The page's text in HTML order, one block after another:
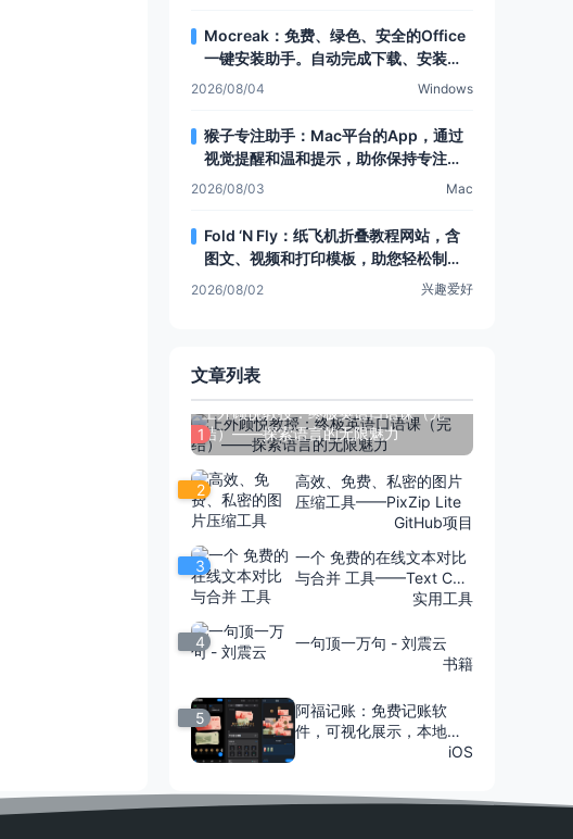
Mocreak：免费、绿色、安全的Office
一键安装助手。自动完成下载、安装和
部署，让Office安装更简单，支持多种
2026/08/04 Windows
猴子专注助手：Mac平台的App，通过
视觉提醒和温和提示，助你保持专注，
提升注意力
2026/08/03 Mac
Fold ‘N Fly：纸飞机折叠教程网站，含
图文、视频和打印模板，助您轻松制作
各类纸飞机
2026/08/02 兴趣爱好
文章列表
1
上外顾悦教授：终极英语口语课（完
结）——探索语言的无限魅力
2
高效、免费、私密的图片
压缩工具——PixZip Lite
GitHub项目
3
一个 免费的在线文本对比
与合并 工具——Text Co
实用工具
4
一句顶一万句 - 刘震云
书籍
5
阿福记账：免费记账软
件，可视化展示，本地存
iOS